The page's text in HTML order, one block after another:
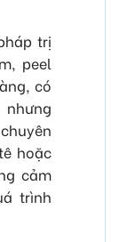
trị
peel
có
hoặc
cảm
trình